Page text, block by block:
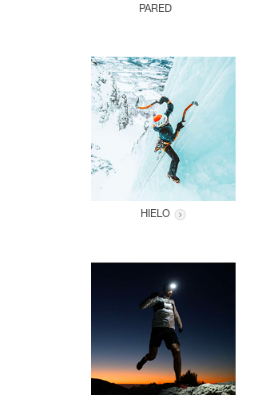
PARED
HIELO